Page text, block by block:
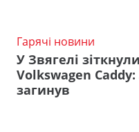
Гарячі новини
У Звягелі
Volkswagen
загинув